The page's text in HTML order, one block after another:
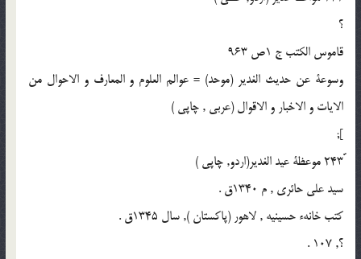
؟
قاموس الكتب ج 1ص 963
وسوعة عن حديث الغدير (موحد) = عوالم العلوم و المعارف و الاحوال من
الايات و الاخبار و الاقوال (عربى , چاپى )
];
ّّ243 موعظة عيد الغدير(اردو, چاپى )
سيد على حائرى , م 1340ق .
كتب خانهء حسينيه , لاهور (پاكستان ), سال 1345ق .
؟, 107 .